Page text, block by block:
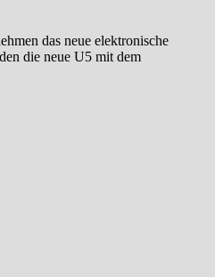
das neue elektronische
die neue U5 mit dem